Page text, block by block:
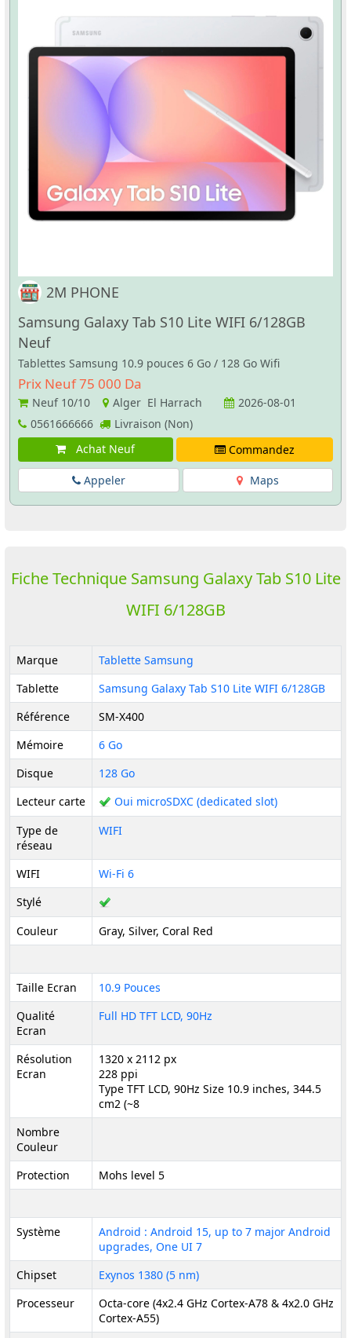
2M PHONE
Samsung Galaxy Tab S10 Lite WIFI 6/128GB
Neuf
Tablettes Samsung 10.9 pouces 6 Go / 128 Go Wifi
Prix Neuf 75 000 Da
Neuf 10/10 Alger El Harrach
2026-08-01
0561666666
Livraison (Non)
Achat Neuf
Commandez
Appeler Maps
Fiche Technique Samsung Galaxy Tab S10 Lite
WIFI 6/128GB
Marque
Tablette Samsung
Tablette
Samsung Galaxy Tab S10 Lite WIFI 6/128GB
Référence
SM-X400
Mémoire
6 Go
Disque
128 Go
Lecteur carte
Oui microSDXC (dedicated slot)
Type de
réseau
WIFI
WIFI
Wi-Fi 6
Stylé
Couleur
Gray, Silver, Coral Red
Taille Ecran
10.9 Pouces
Qualité
Ecran
Full HD TFT LCD, 90Hz
Résolution
Ecran
1320 x 2112 px
228 ppi
Type TFT LCD, 90Hz Size 10.9 inches, 344.5
cm2 (~8
Nombre
Couleur
Protection
Mohs level 5
Système
Android : Android 15, up to 7 major Android
upgrades, One UI 7
Chipset
Exynos 1380 (5 nm)
Processeur
Octa-core (4x2.4 GHz Cortex-A78 & 4x2.0 GHz
Cortex-A55)